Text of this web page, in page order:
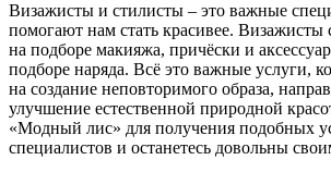
Визажисты и стилисты – это важные
помогают нам стать красивее. Визажисты
на подборе макияжа, причёски и
подборе наряда. Всё это важные услуги,
на создание неповторимого образа,
улучшение естественной природной
«Модный лис» для получения подобных
специалистов и останетесь довольны